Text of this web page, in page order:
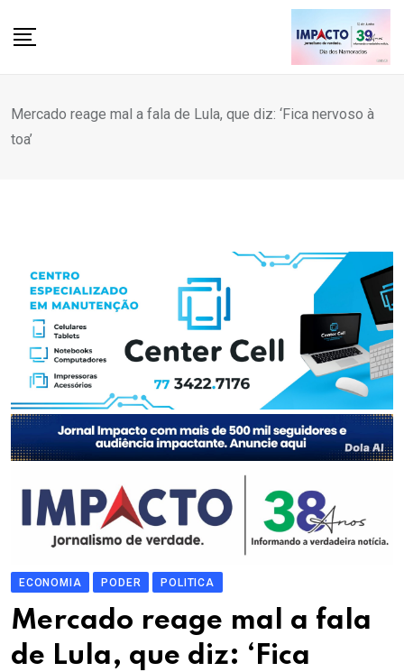
Mercado reage mal a fala de Lula, que diz: ‘Fica nervoso à
toa’
ECONOMIA PODER POLITICA
Mercado reage mal a fala
de Lula, que diz: ‘Fica